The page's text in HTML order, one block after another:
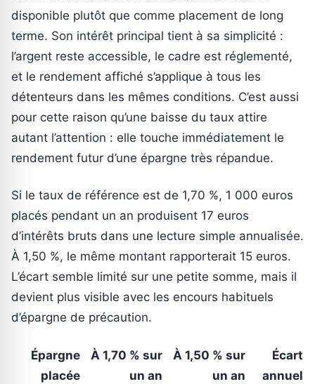
disponible plutôt que comme placement de long
terme. Son intérêt principal tient à sa simplicité :
l’argent reste accessible, le cadre est réglementé,
et le rendement affiché s’applique à tous les
détenteurs dans les mêmes conditions. C’est aussi
pour cette raison qu’une baisse du taux attire
autant l’attention : elle touche immédiatement le
rendement futur d’une épargne très répandue.
Si le taux de référence est de 1,70 %, 1 000 euros
placés pendant un an produisent 17 euros
d’intérêts bruts dans une lecture simple annualisée.
À 1,50 %, le même montant rapporterait 15 euros.
L’écart semble limité sur une petite somme, mais il
devient plus visible avec les encours habituels
d’épargne de précaution.
Épargne
placée
À 1,70 % sur
un an
À 1,50 % sur
un an
Écart
annuel